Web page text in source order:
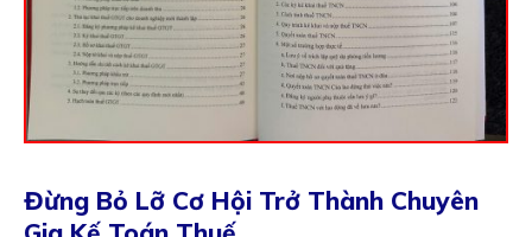
Đừng Bỏ Lỡ Cơ Hội Trở Thành Chuyên